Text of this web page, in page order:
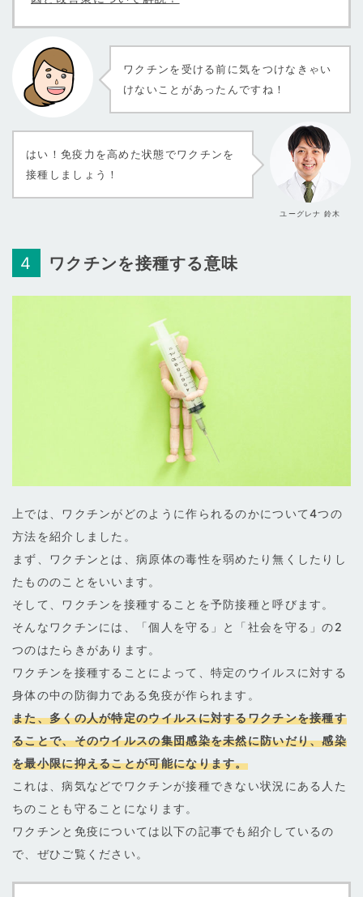
ワクチンを受ける前に気をつけなきゃい
けないことがあったんですね！
ユーグレナ 鈴木
はい！免疫力を高めた状態でワクチンを
接種しましょう！
ワクチンを接種する意味
上では、ワクチンがどのように作られるのかについて4つの
方法を紹介しました。
まず、ワクチンとは、病原体の毒性を弱めたり無くしたりし
たもののことをいいます。
そして、ワクチンを接種することを予防接種と呼びます。
そんなワクチンには、「個人を守る」と「社会を守る」の2
つのはたらきがあります。
ワクチンを接種することによって、特定のウイルスに対する
身体の中の防御力である免疫が作られます。
また、多くの人が特定のウイルスに対するワクチンを接種す
ることで、そのウイルスの集団感染を未然に防いだり、感染
を最小限に抑えることが可能になります。
これは、病気などでワクチンが接種できない状況にある人た
ちのことも守ることになります。
ワクチンと免疫については以下の記事でも紹介しているの
で、ぜひご覧ください。